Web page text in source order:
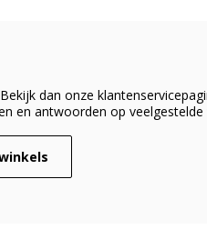
dan onze
en antwoorden op veelgestelde